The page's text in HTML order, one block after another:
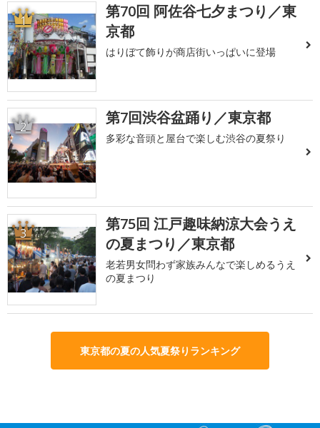
1
第70回 阿佐谷七夕まつり／東
京都
はりぼて飾りが商店街いっぱいに登場
2 第7回渋谷盆踊り／東京都
多彩な音頭と屋台で楽しむ渋谷の夏祭り
3
第75回 江戸趣味納涼大会うえ
の夏まつり／東京都
老若男女問わず家族みんなで楽しめるうえ
の夏まつり
東京都の夏の人気夏祭りランキング